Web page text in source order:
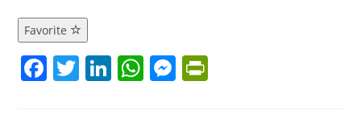
Favorite
F T Li W M